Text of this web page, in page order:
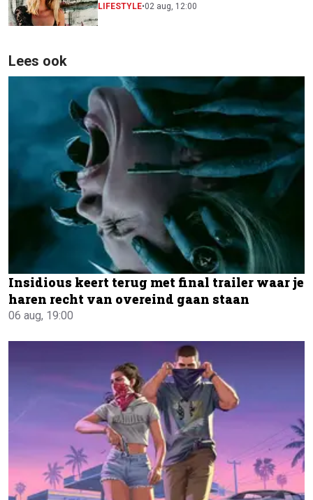
festivalscene van Europa"
LIFESTYLE•02 aug, 12:00
Lees ook
Insidious keert terug met final trailer waar je
haren recht van overeind gaan staan
06 aug, 19:00